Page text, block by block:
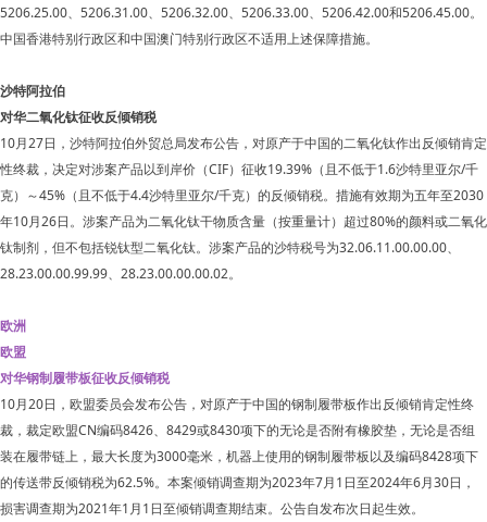
5206.25.00、5206.31.00、5206.32.00、5206.33.00、5206.42.00和5206.45.00。
中国香港特别行政区和中国澳门特别行政区不适用上述保障措施。
沙特阿拉伯
对华二氧化钛征收反倾销税
10月27日，沙特阿拉伯外贸总局发布公告，对原产于中国的二氧化钛作出反倾销肯定
性终裁，决定对涉案产品以到岸价（CIF）征收19.39%（且不低于1.6沙特里亚尔/千
克）～45%（且不低于4.4沙特里亚尔/千克）的反倾销税。措施有效期为五年至2030
年10月26日。涉案产品为二氧化钛干物质含量（按重量计）超过80%的颜料或二氧化
钛制剂，但不包括锐钛型二氧化钛。涉案产品的沙特税号为32.06.11.00.00.00、
28.23.00.00.99.99、28.23.00.00.00.02。
欧洲
欧盟
对华钢制履带板征收反倾销税
10月20日，欧盟委员会发布公告，对原产于中国的钢制履带板作出反倾销肯定性终
裁，裁定欧盟CN编码8426、8429或8430项下的无论是否附有橡胶垫，无论是否组
装在履带链上，最大长度为3000毫米，机器上使用的钢制履带板以及编码8428项下
的传送带反倾销税为62.5%。本案倾销调查期为2023年7月1日至2024年6月30日，
损害调查期为2021年1月1日至倾销调查期结束。公告自发布次日起生效。